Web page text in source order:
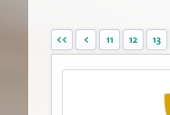
<< < 11 12 13